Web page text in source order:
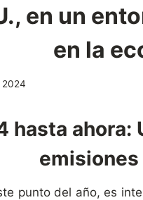
en un
en la
2024
hasta ahora:
punto del año, es